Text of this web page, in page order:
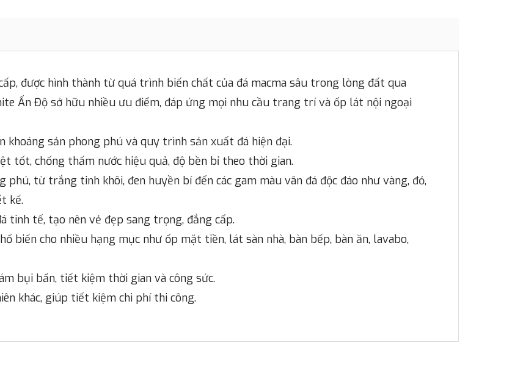
được hình thành từ quá trình biến chất của đá macma sâu trong lòng đất qua
Ấn Độ sở hữu nhiều ưu điểm, đáp ứng mọi nhu cầu trang trí và ốp lát nội ngoại
khoáng sản phong phú và quy trình sản xuất đá hiện đại.
tốt, chống thấm nước hiệu quả, độ bền bỉ theo thời gian.
phú, từ trắng tinh khôi, đen huyền bí đến các gam màu vân đá độc đáo như vàng, đỏ,
kế.
tinh tế, tạo nên vẻ đẹp sang trọng, đẳng cấp.
biến cho nhiều hạng mục như ốp mặt tiền, lát sàn nhà, bàn bếp, bàn ăn, lavabo,
bụi bẩn, tiết kiệm thời gian và công sức.
khác, giúp tiết kiệm chi phí thi công.